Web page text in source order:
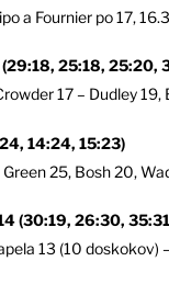
a Fournier po 17,
(29:18, 25:18, 25:20,
17 – Dudley
14:24, 15:23)
25, Bosh 20,
(30:19, 26:30,
13 (10 doskokov)